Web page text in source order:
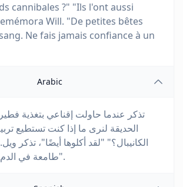
cannibales ?" "Ils l'ont aussi
Will. "De petites bêtes
Ne fais jamais confiance à un
Arabic
تذكر عندما حاولت إقناعي بتغذية
الحديقة لنرى ما إذا كنت تستطيع
الكانيبال؟" "لقد أكلوها أيضًا"، تذكر
طامعة في الدم. لا تثق أبدًا بالبط".